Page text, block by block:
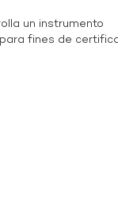
un instrumento
para fines de